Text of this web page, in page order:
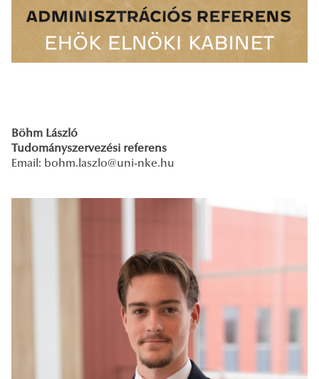
Böhm László
Tudományszervezési referens
Email: bohm.laszlo@uni-nke.hu